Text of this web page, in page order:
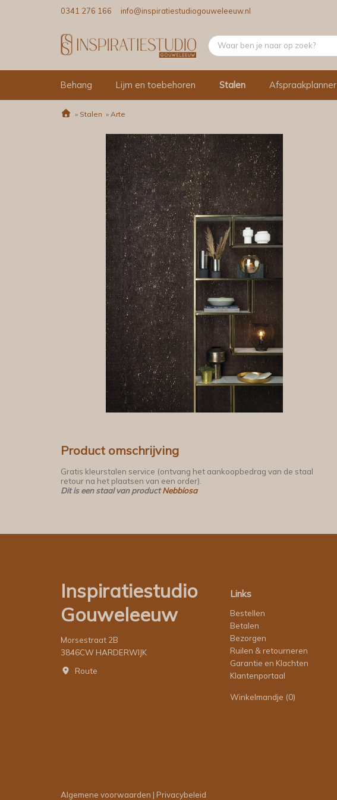
0341 276 166 info@inspiratiestudiogouweleeuw.nl
Behang Lijm en toebehoren Stalen Afspraakplanner
» Stalen » Arte
Product omschrijving
Gratis kleurstalen service (ontvang het aankoopbedrag van de staal
retour na het plaatsen van een order).
Dit is een staal van productNebbiosa
Inspiratiestudio
Gouweleeuw
Morsestraat 2B
3846CW HARDERWIJK
Route
Links
Bestellen
Betalen
Bezorgen
Ruilen & retourneren
Garantie en Klachten
Klantenportaal
Winkelmandje (0)
Algemene voorwaarden | Privacybeleid